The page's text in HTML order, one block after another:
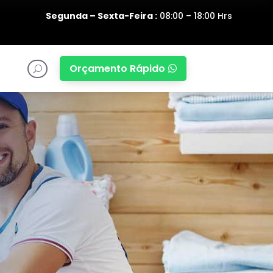
Segunda – Sexta-Feira :08:00 – 18:00 Hrs
U Orçamento Rápido 